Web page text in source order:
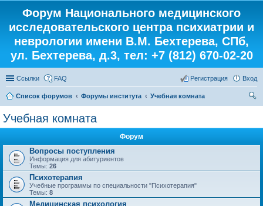
Форум Национального медицинского
исследовательского центра психиатрии и
неврологии имени В.М. Бехтерева, СПб,
ул. Бехтерева, д.3, тел: +7 (812) 670-02-20
Ссылки FAQ Вход
Регистрация
Список форумов Форумы института
Учебная комната
Учебная комната
Форум
Вопросы поступления
Информация для абитуриентов
Темы: 26
Психотерапия
Учебные программы по специальности "Психотерапия"
Темы: 8
Медицинская психология